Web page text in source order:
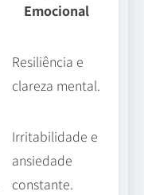
Emocional
Resiliência e
clareza mental.
Irritabilidade e
ansiedade
constante.